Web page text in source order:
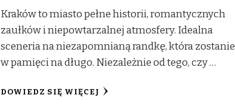
Kraków to miasto pełne historii, romantycznych
zaułków i niepowtarzalnej atmosfery. Idealna
sceneria na niezapomnianą randkę, która zostanie
w pamięci na długo. Niezależnie od tego, czy …
DOWIEDZ SIĘ WIĘCEJ